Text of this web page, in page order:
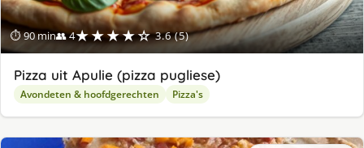
⏱ 90 min👥 4★★★★☆ 3.6 (5)
Pizza uit Apulie (pizza pugliese)
Avondeten & hoofdgerechten Pizza's